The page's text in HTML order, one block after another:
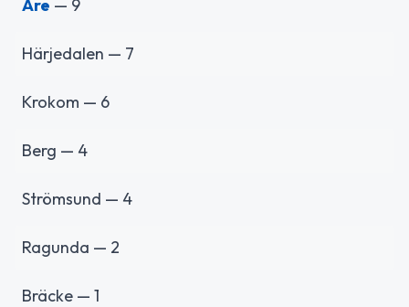
Åre — 9
Härjedalen — 7
Krokom — 6
Berg — 4
Strömsund — 4
Ragunda — 2
Bräcke — 1